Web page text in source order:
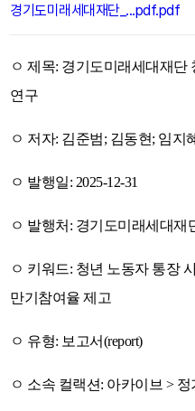
경기도미래세대재단_...pdf.pdf
ㅇ 제목: 경기도미래세대재
연구
ㅇ 저자: 김준범; 김동현; 임지
ㅇ 발행일: 2025-12-31
ㅇ 발행처: 경기도미래세대재
ㅇ 키워드: 청년 노동자 통장
만기참여율 제고
ㅇ 유형: 보고서(report)
ㅇ 소속 컬랙션: 아카이브 >